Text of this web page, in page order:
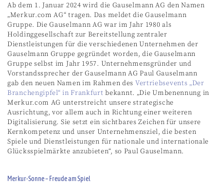
Ab dem 1. Januar 2024 wird die Gauselmann AG den Namen
„Merkur.com AG“ tragen. Das meldet die Gauselmann
Gruppe. Die Gauselmann AG war im Jahr 1980 als
Holdinggesellschaft zur Bereitstellung zentraler
Dienstleistungen für die verschiedenen Unternehmen der
Gauselmann Gruppe gegründet worden, die Gauselmann
Gruppe selbst im Jahr 1957. Unternehmensgründer und
Vorstandssprecher der Gauselmann AG Paul Gauselmann
gab den neuen Namen im Rahmen des Vertriebsevents „Der
Branchengipfel“ in Frankfurt bekannt. „Die Umbenennung in
Merkur.com AG unterstreicht unsere strategische
Ausrichtung, vor allem auch in Richtung einer weiteren
Digitalisierung. Sie setzt ein sichtbares Zeichen für unsere
Kernkompetenz und unser Unternehmensziel, die besten
Spiele und Dienstleistungen für nationale und internationale
Glücksspielmärkte anzubieten“, so Paul Gauselmann.
Merkur-Sonne – Freude am Spiel